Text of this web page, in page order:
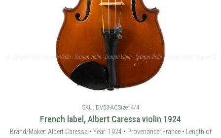
SKU: DV53-ACSize: 4/4
French label, Albert Caressa violin 1924
Brand/Maker: Albert Caressa • Year: 1924 • Provenance: France • Length of